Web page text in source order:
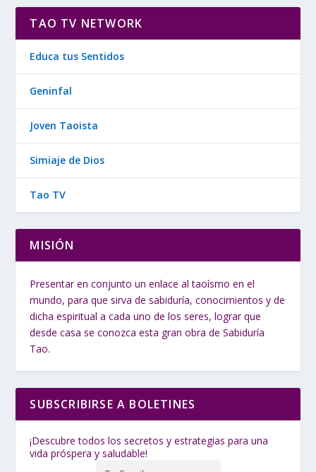
TAO TV NETWORK
Educa tus Sentidos
Geninfal
Joven Taoista
Simiaje de Dios
Tao TV
MISIÓN
Presentar en conjunto un enlace al taoísmo en el
mundo, para que sirva de sabiduría, conocimientos y de
dicha espiritual a cada uno de los seres, lograr que
desde casa se conozca esta gran obra de Sabiduría
Tao.
SUBSCRIBIRSE A BOLETINES
¡Descubre todos los secretos y estrategias para una
vida próspera y saludable!